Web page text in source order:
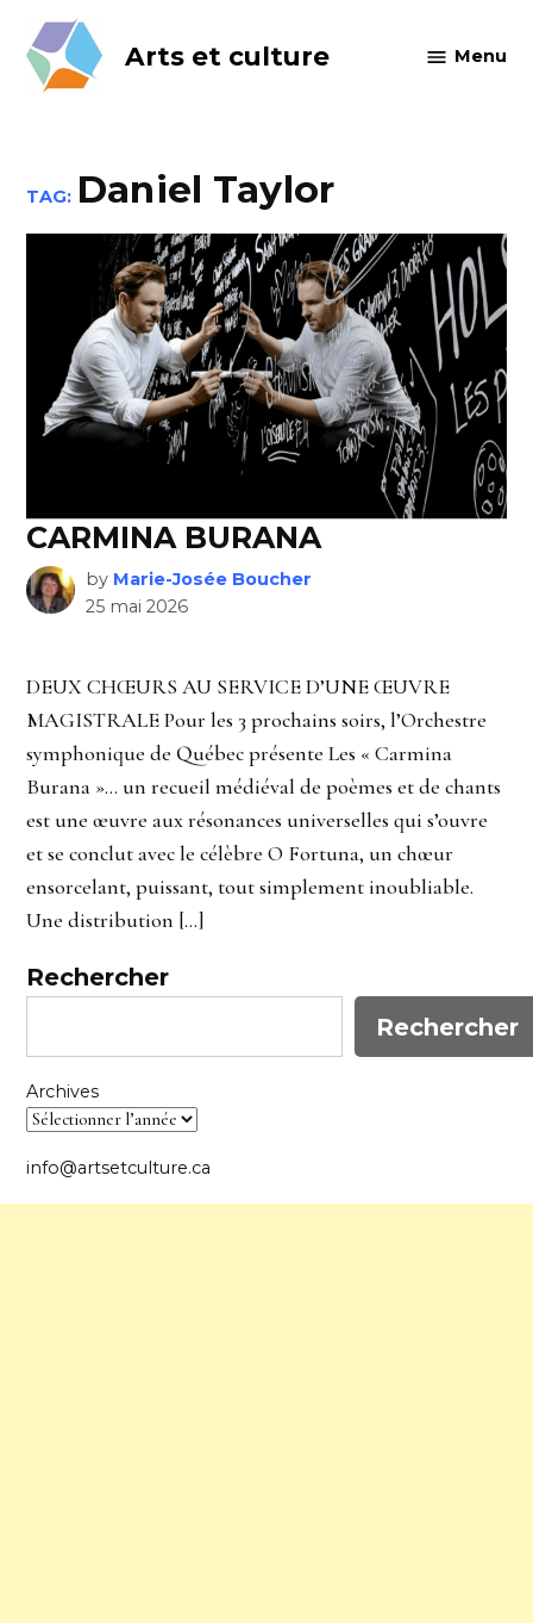
content
Arts et culture Menu
TAG: Daniel Taylor
CARMINA BURANA
by Marie-Josée Boucher
25 mai 2026
DEUX CHŒURS AU SERVICE D’UNE ŒUVRE
MAGISTRALE Pour les 3 prochains soirs, l’Orchestre
symphonique de Québec présente Les « Carmina
Burana »… un recueil médiéval de poèmes et de chants
est une œuvre aux résonances universelles qui s’ouvre
et se conclut avec le célèbre O Fortuna, un chœur
ensorcelant, puissant, tout simplement inoubliable.
Une distribution […]
Rechercher
Rechercher
Archives
info@artsetculture.ca